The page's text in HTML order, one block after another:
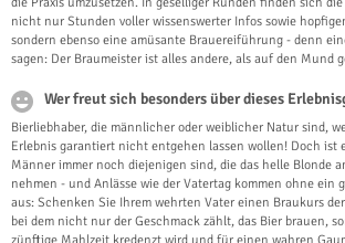
nicht nur Stunden voller wissenswerter Infos sowie
sondern ebenso eine amüsante Brauereiführung - denn
sagen: Der Braumeister ist alles andere, als auf den Mund
Wer freut sich besonders über dieses
Bierliebhaber, die männlicher oder weiblicher Natur sind,
Erlebnis garantiert nicht entgehen lassen wollen! Doch ist
Männer immer noch diejenigen sind, die das helle Blonde
nehmen - und Anlässe wie der Vatertag kommen ohne ein
aus: Schenken Sie Ihrem wehrten Vater einen Braukurs
bei dem nicht nur der Geschmack zählt, das Bier brauen,